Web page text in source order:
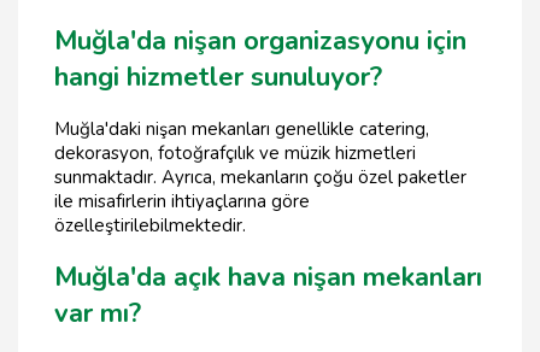
Muğla'da nişan organizasyonu için
hangi hizmetler sunuluyor?
Muğla'daki nişan mekanları genellikle catering,
dekorasyon, fotoğrafçılık ve müzik hizmetleri
sunmaktadır. Ayrıca, mekanların çoğu özel paketler
ile misafirlerin ihtiyaçlarına göre
özelleştirilebilmektedir.
Muğla'da açık hava nişan mekanları
var mı?